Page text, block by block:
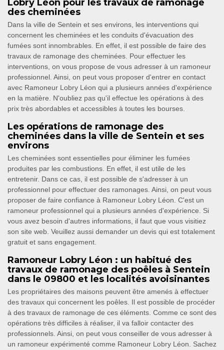
Lobry Léon pour les travaux de ramonage
des cheminées
Dans la ville de Sentein et ses environs, les interventions qui
concernent les cheminées et les conduits d'évacuation des
fumées sont innombrables. En effet, il est possible de faire des
travaux de ramonage des cheminées. Pour effectuer les
interventions, on vous propose de vous adresser à un ramoneur
professionnel. Ainsi, on peut vous proposer d'entrer en contact
avec Ramoneur Lobry Léon qui a plusieurs années d'expérience
en la matière. N'oubliez pas qu'il effectue les opérations à des
prix très abordables et accessibles à toutes les bourses.
Les opérations de ramonage des
cheminées dans la ville de Sentein et ses
environs
Les cheminées sont essentielles pour éliminer les fumées
produites par les combustions. En effet, il est utile de les
entretenir. Dans ce cas, il est possible de s'adresser à un
professionnel pour effectuer des ramonages. Ainsi, on peut vous
proposer de faire confiance à Ramoneur Lobry Léon. C'est un
ramoneur professionnel qui a plusieurs années d'expérience. Si
vous avez besoin d'autres informations, il faut que vous visitiez
son site web. Veuillez aussi demander un devis qui est totalement
gratuit et sans engagement.
Ramoneur Lobry Léon : un habitué des
travaux de ramonage des poêles à Sentein
dans le 09800 et les localités avoisinantes
Les propriétaires des maisons peuvent être amenés à effectuer
des travaux qui concernent les poêles. Il est possible de procéder
à des travaux de ramonage de ces éléments. Comme ce sont des
opérations très difficiles à réaliser, il va falloir contacter des
professionnels. Ainsi, on peut vous conseiller de vous adresser à
un ramoneur expérimenté comme Ramoneur Lobry Léon. Sachez